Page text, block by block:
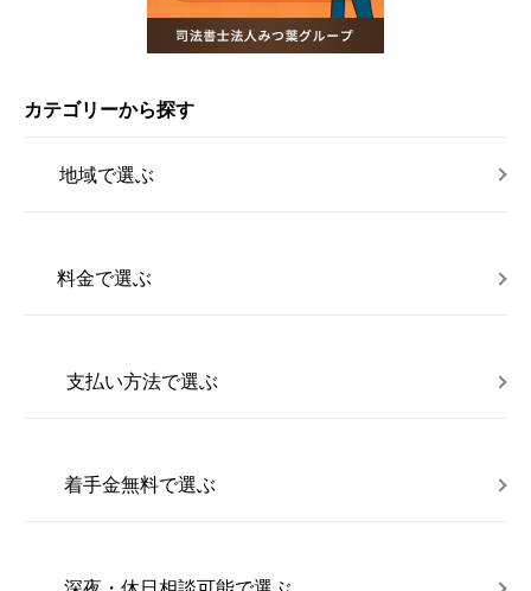
カテゴリーから探す
地域で選ぶ
料金で選ぶ
支払い方法で選ぶ
着手金無料で選ぶ